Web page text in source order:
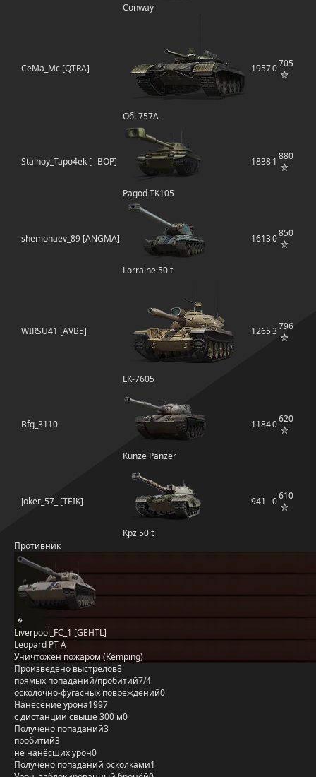
Conway
CeMa_Mc [QTRA]
Об. 757А
19570705
Stalnoy_Tapo4ek [--BOP]
Pagod TK105
18381 880
shemonaev_89 [ANGMA]
Lorraine 50 t
16130850
WIRSU41 [AVB5]
LK-7605
12653796
Bfg_3110
Kunze Panzer
11840620
Joker_57_ [TEIK]
Kpz 50 t
941 0610
Противник
Liverpool_FC_1 [GEHTL]
Leopard PT A
Уничтожен пожаром (Kemping)
Произведено выстрелов8
прямых попаданий/пробитий7/4
осколочно-фугасных повреждений0
Нанесение урона1997
с дистанции свыше 300 м0
Получено попаданий3
пробитий3
не нанёсших урон0
Получено попаданий осколками1